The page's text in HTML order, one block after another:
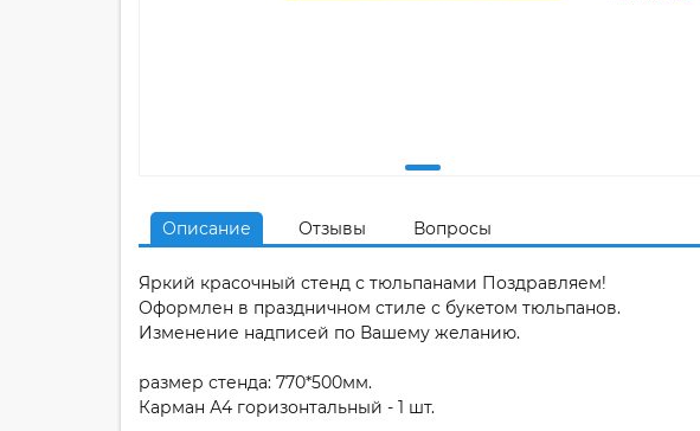
Описание Отзывы Вопросы
Яркий красочный стенд с тюльпанами Поздравляем!
Оформлен в праздничном стиле с букетом тюльпанов.
Изменение надписей по Вашему желанию.
размер стенда: 770*500мм.
Карман А4 горизонтальный - 1 шт.